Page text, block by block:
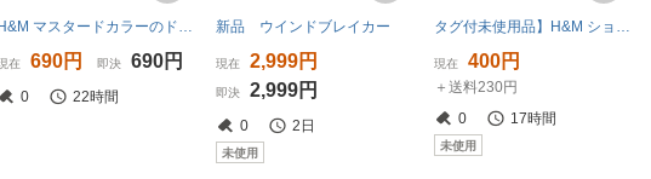
H&M マスタードカラーのドット柄ワンピース サイズ80 送料無料 エイチアンドエム
在 690円 即決 690円
0 22時間
新品 ウインドブレイカー
現在 2,999円
即決 2,999円
0 2日
未使用
タグ付未使用品】H&M ショートパンツ ウエストのボタンで調節可能 綿100％ サイズ: 92cm 2歳
現在 400円
＋送料230円
0
17時間
未使用